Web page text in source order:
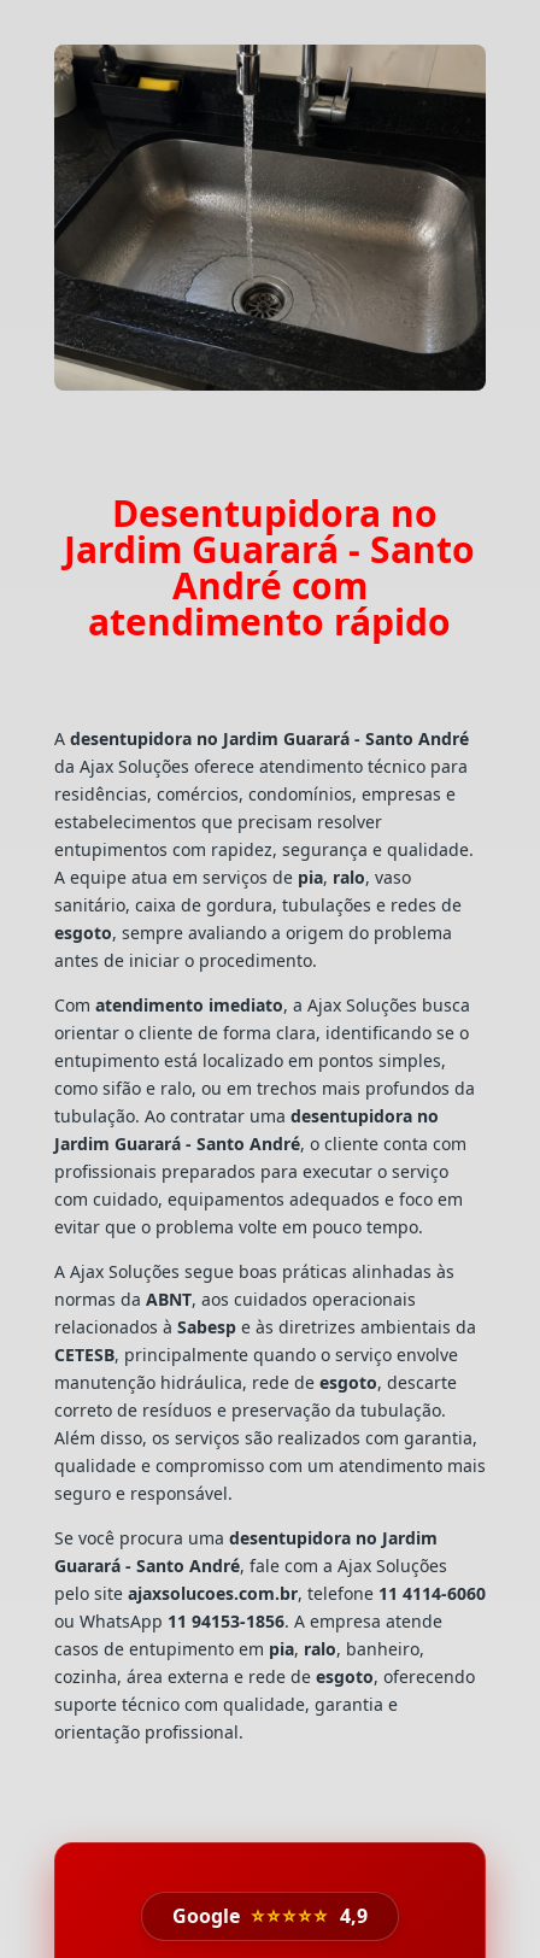
Desentupidora no
Jardim Guarará - Santo
André com
atendimento rápido
A desentupidora no Jardim Guarará - Santo André
da Ajax Soluções oferece atendimento técnico para
residências, comércios, condomínios, empresas e
estabelecimentos que precisam resolver
entupimentos com rapidez, segurança e qualidade.
A equipe atua em serviços de pia, ralo, vaso
sanitário, caixa de gordura, tubulações e redes de
esgoto, sempre avaliando a origem do problema
antes de iniciar o procedimento.
Com atendimento imediato, a Ajax Soluções busca
orientar o cliente de forma clara, identificando se o
entupimento está localizado em pontos simples,
como sifão e ralo, ou em trechos mais profundos da
tubulação. Ao contratar uma desentupidora no
Jardim Guarará - Santo André, o cliente conta com
profissionais preparados para executar o serviço
com cuidado, equipamentos adequados e foco em
evitar que o problema volte em pouco tempo.
A Ajax Soluções segue boas práticas alinhadas às
normas da ABNT, aos cuidados operacionais
relacionados à Sabespe às diretrizes ambientais da
CETESB, principalmente quando o serviço envolve
manutenção hidráulica, rede de esgoto, descarte
correto de resíduos e preservação da tubulação.
Além disso, os serviços são realizados com garantia,
qualidade e compromisso com um atendimento mais
seguro e responsável.
Se você procura uma desentupidora no Jardim
Guarará - Santo André, fale com a Ajax Soluções
pelo site ajaxsolucoes.com.br, telefone 11 4114-6060
ou WhatsApp 11 94153-1856. A empresa atende
casos de entupimento em pia, ralo, banheiro,
cozinha, área externa e rede de esgoto, oferecendo
suporte técnico com qualidade, garantia e
orientação profissional.
Google ⭐⭐⭐⭐⭐ 4,9